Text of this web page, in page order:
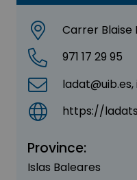
Carrer Blaise
971 17 29 95
https://
Province:
Islas Baleares